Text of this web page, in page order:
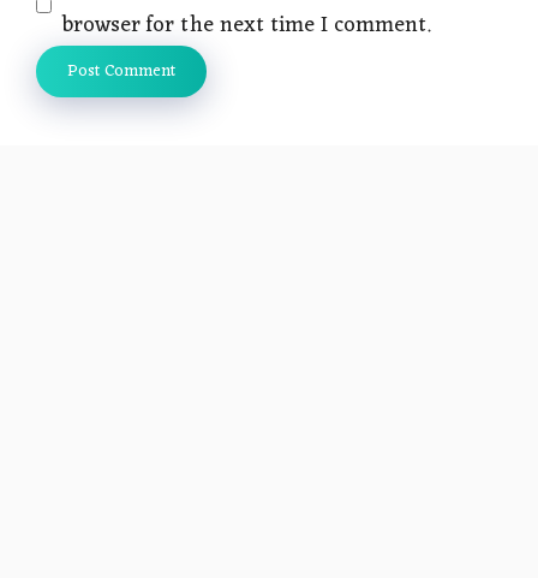
browser for the next time I comment.